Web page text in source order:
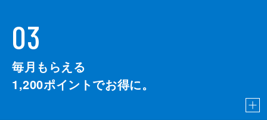
03
毎月もらえる
1,200ポイントでお得に。